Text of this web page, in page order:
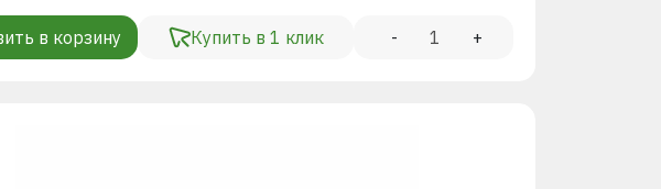
в корзину Купить в 1 клик - +